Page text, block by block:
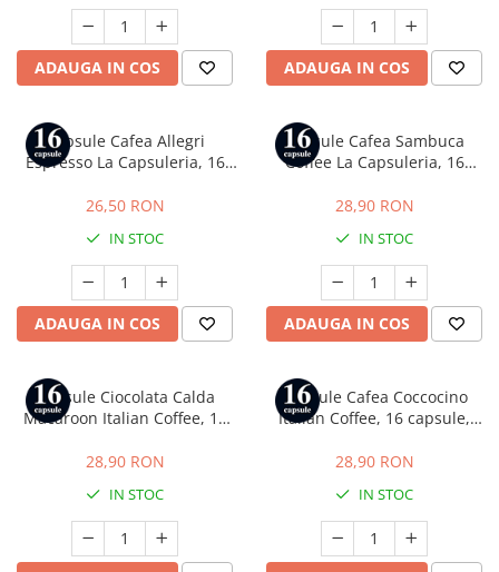
ADAUGA IN COS ADAUGA IN COS
Capsule Cafea Allegri
Espresso La Capsuleria, 16
Gusto
26,50 RON
IN STOC
ADAUGA IN COS
Capsule Cafea Sambuca
Coffee La Capsuleria, 16
Gusto
28,90 RON
IN STOC
ADAUGA IN COS
Capsule Ciocolata Calda
Macaroon Italian Coffee, 16
Gusto
28,90 RON
IN STOC
Capsule Cafea Coccocino
Italian Coffee, 16 capsule,
28,90 RON
IN STOC